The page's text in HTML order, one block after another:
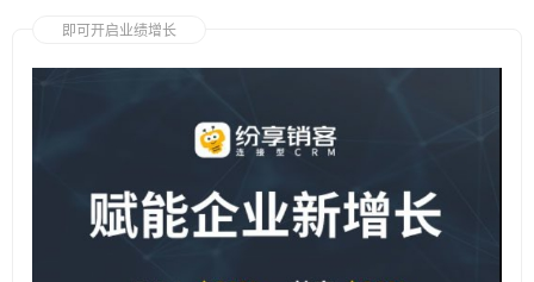
即可开启业绩增长